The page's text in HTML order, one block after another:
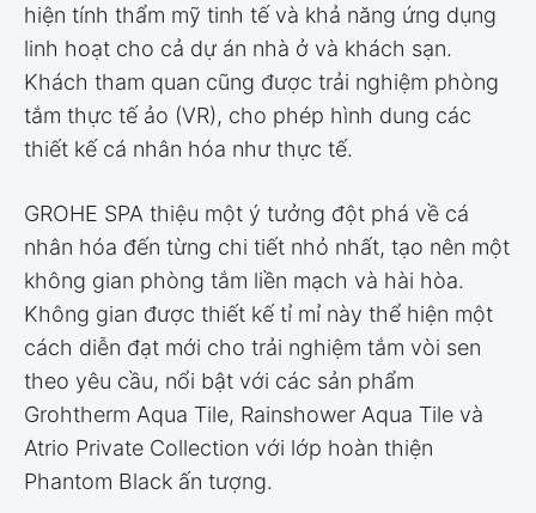
hiện tính thẩm mỹ tinh tế và khả năng ứng dụng
linh hoạt cho cả dự án nhà ở và khách sạn.
Khách tham quan cũng được trải nghiệm phòng
tắm thực tế ảo (VR), cho phép hình dung các
thiết kế cá nhân hóa như thực tế.
GROHE SPA thiệu một ý tưởng đột phá về cá
nhân hóa đến từng chi tiết nhỏ nhất, tạo nên một
không gian phòng tắm liền mạch và hài hòa.
Không gian được thiết kế tỉ mỉ này thể hiện một
cách diễn đạt mới cho trải nghiệm tắm vòi sen
theo yêu cầu, nổi bật với các sản phẩm
Grohtherm Aqua Tile, Rainshower Aqua Tile và
Atrio Private Collection với lớp hoàn thiện
Phantom Black ấn tượng.